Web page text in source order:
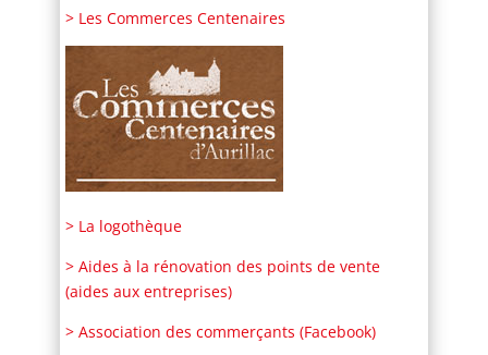
> Les Commerces Centenaires
> La logothèque
> Aides à la rénovation des points de vente
(aides aux entreprises)
> Association des commerçants (Facebook)